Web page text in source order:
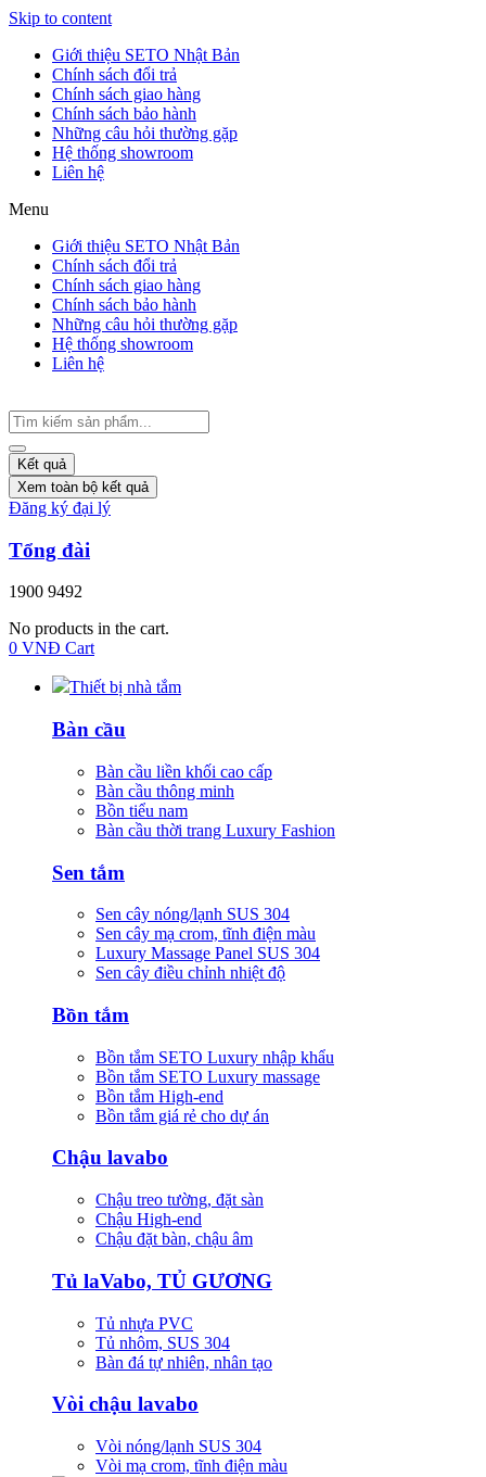
Skip to content
Giới thiệu SETO Nhật Bản
Chính sách đổi trả
Chính sách giao hàng
Chính sách bảo hành
Những câu hỏi thường gặp
Hệ thống showroom
Liên hệ
Menu
Giới thiệu SETO Nhật Bản
Chính sách đổi trả
Chính sách giao hàng
Chính sách bảo hành
Những câu hỏi thường gặp
Hệ thống showroom
Liên hệ
Kết quả
Xem toàn bộ kết quả
Đăng ký đại lý
Tổng đài
1900 9492
No products in the cart.
0 VNĐ Cart
Thiết bị nhà tắm
Bàn cầu
Bàn cầu liền khối cao cấp
Bàn cầu thông minh
Bồn tiểu nam
Bàn cầu thời trang Luxury Fashion
Sen tắm
Sen cây nóng/lạnh SUS 304
Sen cây mạ crom, tĩnh điện màu
Luxury Massage Panel SUS 304
Sen cây điều chỉnh nhiệt độ
Bồn tắm
Bồn tắm SETO Luxury nhập khẩu
Bồn tắm SETO Luxury massage
Bồn tắm High-end
Bồn tắm giá rẻ cho dự án
Chậu lavabo
Chậu treo tường, đặt sàn
Chậu High-end
Chậu đặt bàn, chậu âm
Tủ laVabo, TỦ GƯƠNG
Tủ nhựa PVC
Tủ nhôm, SUS 304
Bàn đá tự nhiên, nhân tạo
Vòi chậu lavabo
Vòi nóng/lạnh SUS 304
Vòi mạ crom, tĩnh điện màu